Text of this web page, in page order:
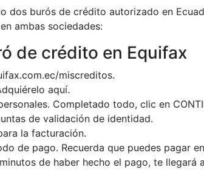
dos burós de crédito autorizado en
ambas sociedades:
de crédito en Equifax
miscreditos.
aquí.
Completado todo, clic en
de validación de identidad.
la facturación.
de pago. Recuerda que puedes pagar
de haber hecho el pago, te